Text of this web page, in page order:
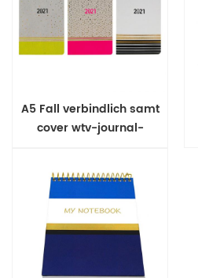
A5 Fall verbindlich samt
cover wtv-journal-